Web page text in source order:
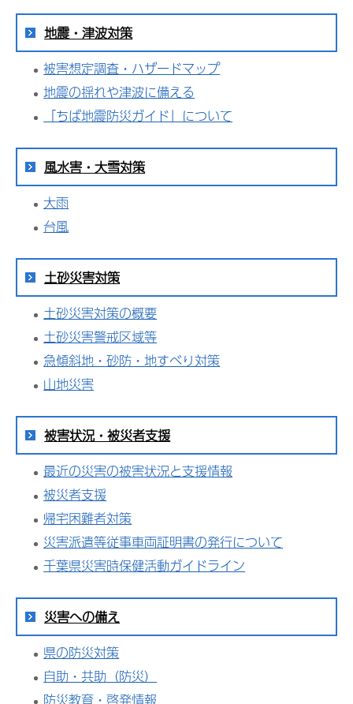
地震・津波対策
被害想定調査・ハザードマップ
地震の揺れや津波に備える
「ちば地震防災ガイド」について
風水害・大雪対策
大雨
台風
土砂災害対策
土砂災害対策の概要
土砂災害警戒区域等
急傾斜地・砂防・地すべり対策
山地災害
被害状況・被災者支援
最近の災害の被害状況と支援情報
被災者支援
帰宅困難者対策
災害派遣等従事車両証明書の発行について
千葉県災害時保健活動ガイドライン
災害への備え
県の防災対策
自助・共助（防災）
防災教育・啓発情報